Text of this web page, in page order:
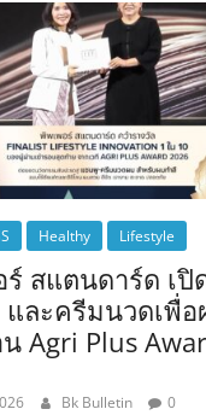
Healthy Lifestyle
สแตนดาร์ด เปิ
ละครีมนวดเพื่อ
Agri Plus
Bk Bulletin 0